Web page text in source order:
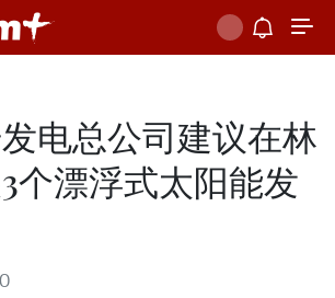
电总公司建议在林
个漂浮式太阳能发